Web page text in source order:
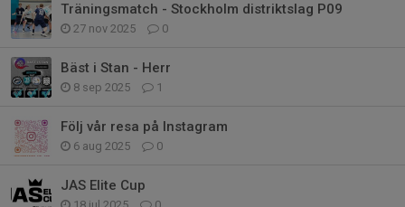
Träningsmatch - Stockholm distriktslag P09
27 nov 2025 0
Bäst i Stan - Herr
8 sep 2025 1
Följ vår resa på Instagram
6 aug 2025 0
JAS Elite Cup